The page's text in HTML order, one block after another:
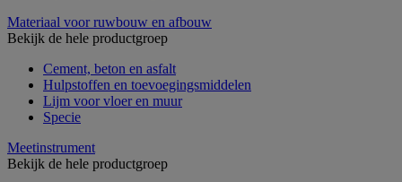
Materiaal voor ruwbouw en afbouw
Bekijk de hele productgroep
Cement, beton en asfalt
Hulpstoffen en toevoegingsmiddelen
Lijm voor vloer en muur
Specie
Meetinstrument
Bekijk de hele productgroep